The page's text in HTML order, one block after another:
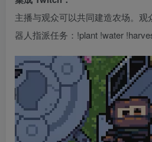
主播与观众可以共同建造农场。
器人指派任务：!plant !water